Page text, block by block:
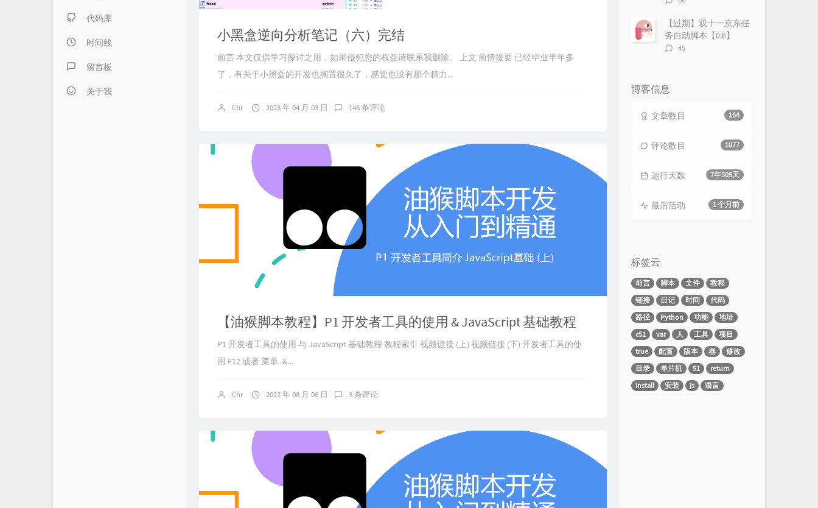
日记本子
懒得分类
内页链接 & 友链申请
FANTASY博客
伍言Blog
Albert's Blog
代码库
时间线
留言板
关于我
小黑盒逆向分析笔记（六）完结
前言 本文仅供学习探讨之用，如果侵犯您的权益请联系我删除。 上文 前情提要 已经毕业半年多
了，有关于小黑盒的开发也搁置很久了，感觉也没有那个精力...
Chr 2023 年 04 月 03 日 146 条评论
【油猴脚本教程】P1 开发者工具的使用 & JavaScript 基础教程
P1 开发者工具的使用 与 JavaScript 基础教程 教程索引 视频链接 (上) 视频链接 (下) 开发者工具的使
用 F12 或者 菜单 -&...
Chr 2022 年 08 月 08 日 3 条评论
数：
【过期】双十一京东任
务自动脚本【0.6】
评
45
博客信息
164
文章数目
1077
评论数目
7年305天
运行天数
1 个月前
最后活动
标签云
前言 脚本 文件
教程
链接
日记 时间
代码
路径
Python 功能
地址
c51
var 人 工具
项目
true
配置 版本 器
修改
目录
单片机 51
return
install
安装 js 语言